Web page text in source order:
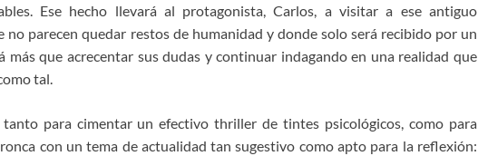
Ese hecho llevará al protagonista, Carlos, a visitar a ese antiguo
no parecen quedar restos de humanidad y donde solo será recibido por un
más que acrecentar sus dudas y continuar indagando en una realidad que
tal.
tanto para cimentar un efectivo thriller de tintes psicológicos, como para
con un tema de actualidad tan sugestivo como apto para la reflexión: